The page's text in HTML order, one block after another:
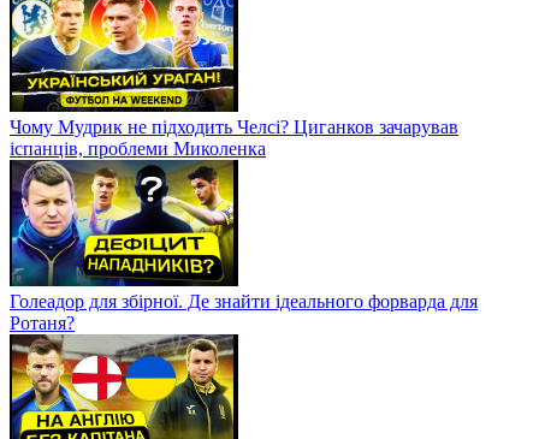
Чому Мудрик не підходить Челсі? Циганков зачарував
іспанців, проблеми Миколенка
Голеадор для збірної. Де знайти ідеального форварда для
Ротаня?